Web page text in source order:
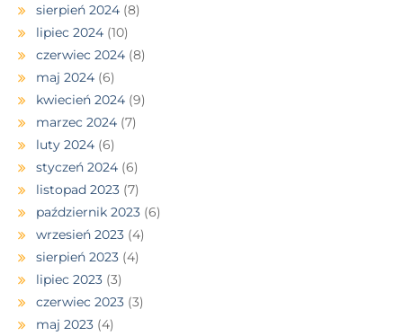
sierpień 2024 (8)
lipiec 2024 (10)
czerwiec 2024 (8)
maj 2024 (6)
kwiecień 2024 (9)
marzec 2024 (7)
luty 2024 (6)
styczeń 2024 (6)
listopad 2023 (7)
październik 2023 (6)
wrzesień 2023 (4)
sierpień 2023 (4)
lipiec 2023 (3)
czerwiec 2023 (3)
maj 2023 (4)